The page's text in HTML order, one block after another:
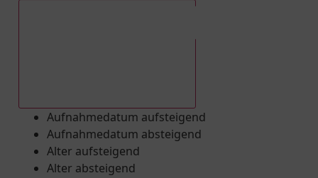
Aufnahmedatum aufsteigend
Aufnahmedatum absteigend
Alter aufsteigend
Alter absteigend